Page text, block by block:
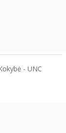
- UNC